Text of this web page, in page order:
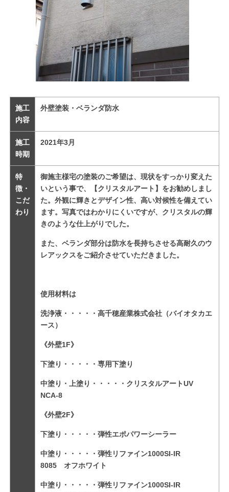
施工
内容
外壁塗装・ベランダ防水
施工
時期
2021年3月
特
徴・
こだ
わり
御施主様宅の塗装のご希望は、現状をすっかり変えた
いという事で、【クリスタルアート】をお勧めしまし
た。外観に輝きとデザイン性、高い対候性を備えてい
ます。写真ではわかりにくいですが、クリスタルの輝
きのような仕上がりでした。
また、ベランダ部分は防水を長持ちさせる高耐久のウ
レアックスをご紹介させていただきました。
使用材料は
洗浄液・・・・・高千穂産業株式会社（バイオタカエ
ース）
《外壁1F》
下塗り・・・・・専用下塗り
中塗り・上塗り・・・・・クリスタルアートUV
NCA-8
《外壁2F》
下塗り・・・・・弾性エポパワーシーラー
中塗り・・・・・弾性リファイン1000SI-IR
8085 オフホワイト
中塗り・・・・・弾性リファイン1000SI-IR